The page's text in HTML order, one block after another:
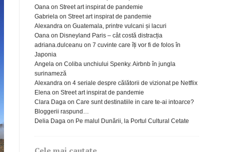
Oana on Street art inspirat de pandemie
Gabriela on Street art inspirat de pandemie
Alexandra on Guatemala, printre vulcani și lacuri
Oana on Disneyland Paris – cât costă distracția
adriana.dulceanu on 7 cuvinte care îți vor fi de folos în
Japonia
Angela on Coliba unchiului Spenky. Airbnb în jungla
surinameză
Alexandra on 4 seriale despre călătorii de vizionat pe Netflix
Elena on Street art inspirat de pandemie
Clara Daga on Care sunt destinatiile in care te-ai intoarce?
Bloggerii raspund…
Delia Daga on Pe malul Dunării, la Portul Cultural Cetate